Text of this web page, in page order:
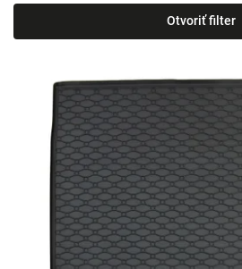
Najlacnejšie
Najdrahšie
Abecedne
Otvoriť filter